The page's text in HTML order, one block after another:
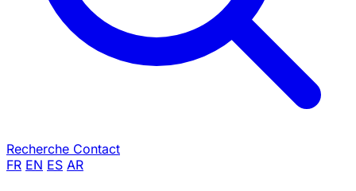
Recherche Contact
FR EN ES AR